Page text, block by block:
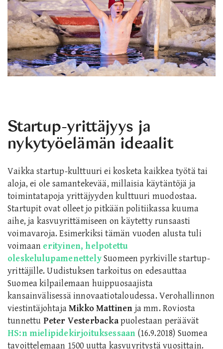
Startup-yrittäjyys ja
nykytyöelämän ideaalit
Vaikka startup-kulttuuri ei kosketa kaikkea työtä tai
aloja, ei ole samantekevää, millaisia käytäntöjä ja
toimintatapoja yrittäjyyden kulttuuri muodostaa.
Startupit ovat olleet jo pitkään politiikassa kuuma
aihe, ja kasvuyrittämiseen on käytetty runsaasti
voimavaroja. Esimerkiksi tämän vuoden alusta tuli
voimaan erityinen, helpotettu
oleskelulupamenettelySuomeen pyrkiville startup-
yrittäjille. Uudistuksen tarkoitus on edesauttaa
Suomea kilpailemaan huippuosaajista
kansainvälisessä innovaatiotaloudessa. Verohallinnon
viestintäjohtajaMikko Mattinen ja mm. Roviosta
tunnettu Peter Vesterbackapuolestaan peräävät
HS:n mielipidekirjoituksessaan (16.9.2018) Suomea
tavoittelemaan 1500 uutta kasvuyritystä vuosittain.